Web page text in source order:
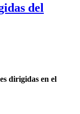
del
dirigidas en el